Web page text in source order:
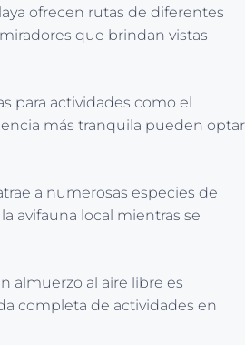
ofrecen rutas de diferentes
que brindan vistas
para actividades como el
más tranquila pueden optar
a numerosas especies de
avifauna local mientras se
almuerzo al aire libre es
completa de actividades en